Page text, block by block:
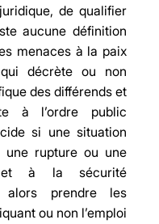
de qualifier
aucune définition
menaces à la paix
décrète ou non
des différends et
à l’ordre public
si une situation
une rupture ou une
à la sécurité
alors prendre les
ou non l’emploi